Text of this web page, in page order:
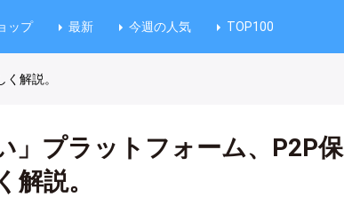
ップ 最新 今週の人気 TOP100
解説。
」プラットフォーム、P2P保
解説。